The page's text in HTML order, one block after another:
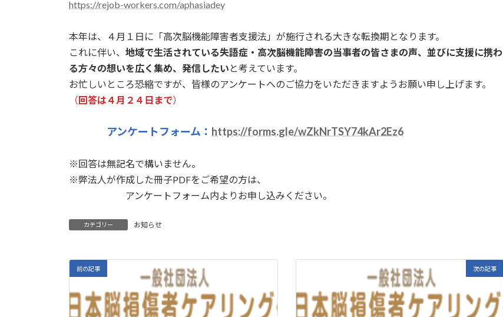
https://rejob-workers.com/aphasiadey
本年は、４月１日に「高次脳機能障害者支援法」が施行される大きな転換期となります。
これに伴い、 地域で生活されている失語症・高次脳機能障害の当事者の皆さまの声、並びに支援に携わ
る方々の想いを広く集め、発信したい と考えています。
お忙しいところ恐縮ですが、皆様のアンケートへのご協力をいただきますようお願い申し上げます。
（回答は４月２４日まで）
アンケートフォーム ： https://forms.gle/wZkNrTSY74kAr2Ez6
※回答は無記名で構いません。
※弊法人が作成した冊子PDFをご希望の方は、
アンケートフォーム内よりお申し込みください。
カテゴリー お知らせ
前の記事 次の記事